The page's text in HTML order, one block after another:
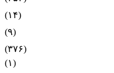
(۱۴)
(۹)
(۳۷۶)
(۱)